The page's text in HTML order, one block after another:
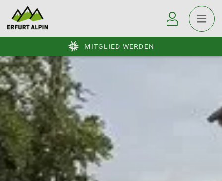
MITGLIED WERDEN